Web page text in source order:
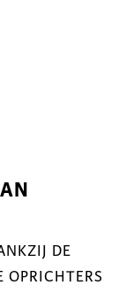
DE
OPRICHTERS